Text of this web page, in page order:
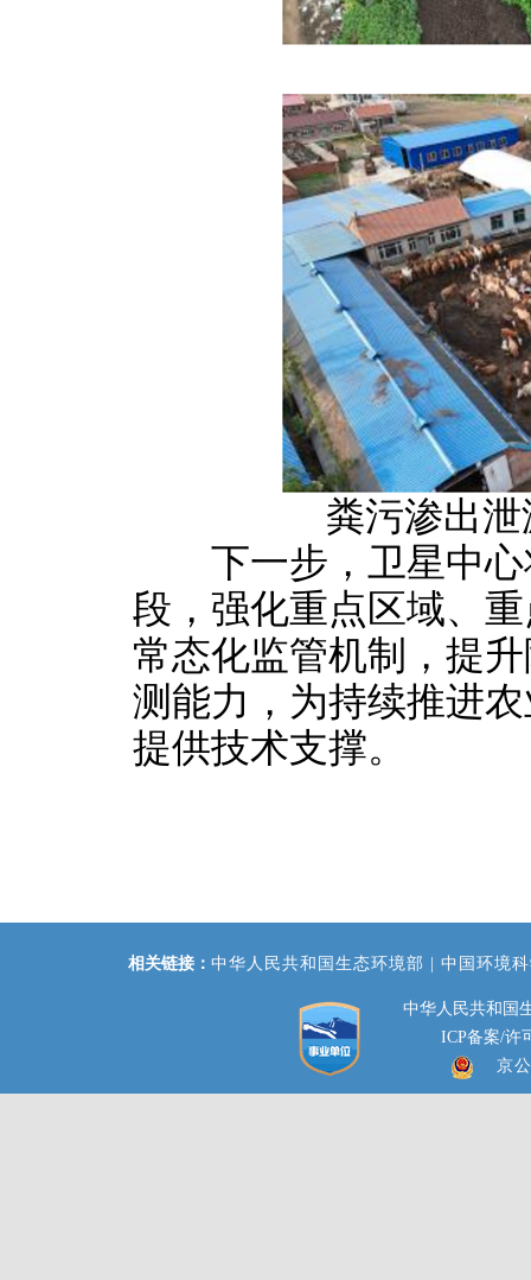
粪污渗
下一步，卫星中心
段，强化重点区域、
常态化监管机制，提
测能力，为持续推进
提供技术支撑。
相关链接： 中华人民共和国生态环境部 | 中国环境
中华人民共和国
ICP备案/许
京